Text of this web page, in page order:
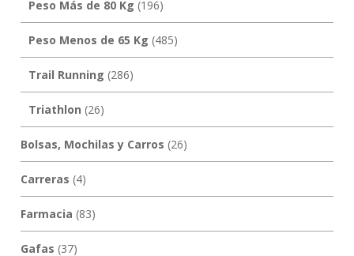
Peso Más de 80 Kg (196)
Peso Menos de 65 Kg (485)
Trail Running (286)
Triathlon (26)
Bolsas, Mochilas y Carros (26)
Carreras (4)
Farmacia (83)
Gafas (37)